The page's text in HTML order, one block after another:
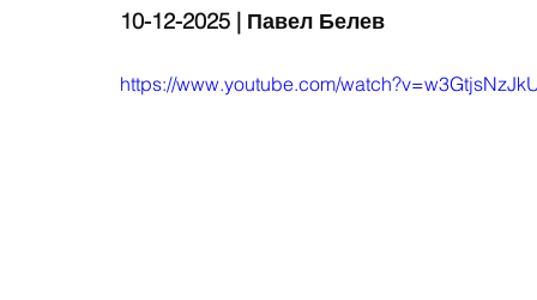
10-12-2025 | Павел Белев
https://www.youtube.com/